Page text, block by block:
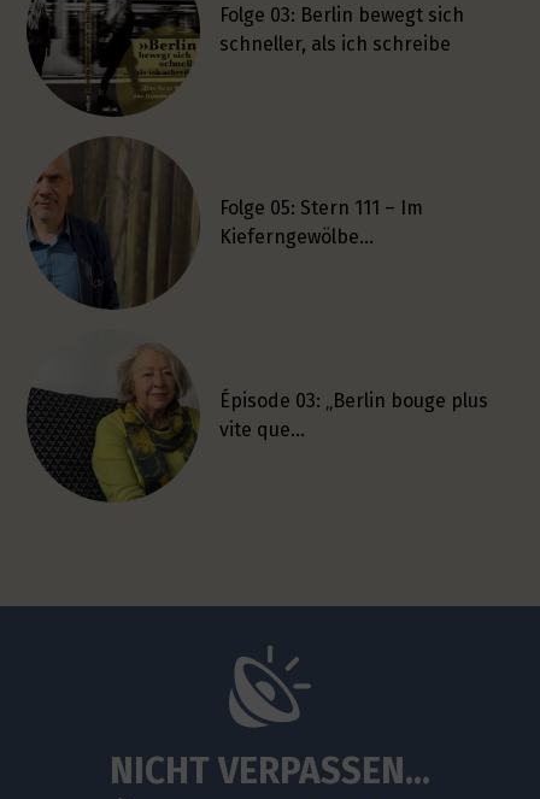
Folge 03: Berlin bewegt sich
schneller, als ich schreibe
Folge 05: Stern 111 – Im
Kieferngewölbe…
Épisode 03: „Berlin bouge plus
vite que…
NICHT VERPASSEN...